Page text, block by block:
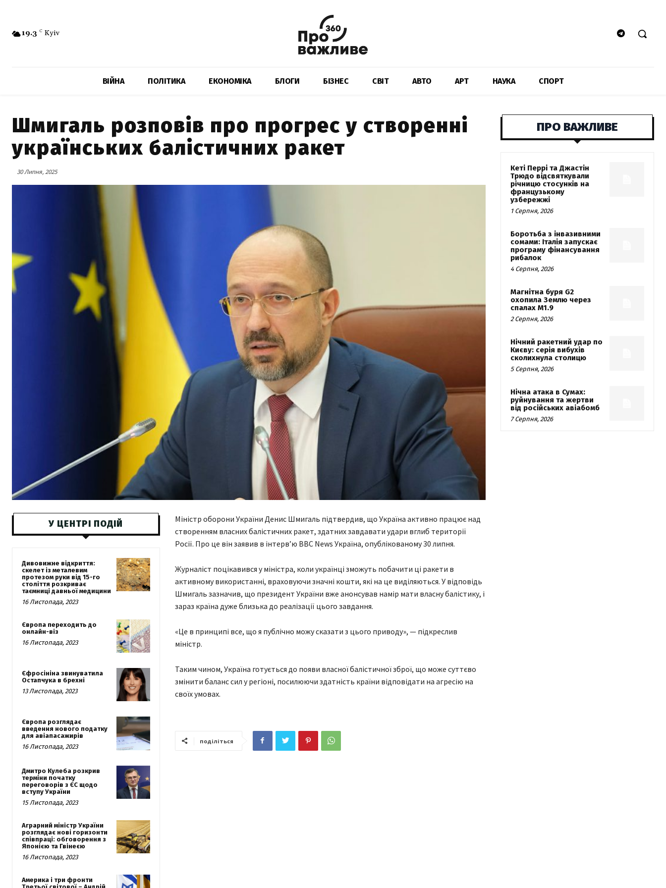
19.3 C Kyiv
ВІЙНА ПОЛІТИКА ЕКОНОМІКА БЛОГИ БІЗНЕС СВІТ АВТО АРТ НАУКА СПОРТ
Шмигаль розповів про прогрес у створенні
українських балістичних ракет
30 Липня, 2025
У ЦЕНТРІ ПОДІЙ
Дивовижне відкриття:
скелет із металевим
протезом руки від 15-го
століття розкриває
таємниці давньої медицини
16 Листопада, 2023
Європа переходить до
онлайн-віз
16 Листопада, 2023
Єфросініна звинуватила
Остапчука в брехні
13 Листопада, 2023
Європа розглядає
введення нового податку
для авіапасажирів
16 Листопада, 2023
Дмитро Кулеба розкрив
терміни початку
переговорів з ЄС щодо
вступу України
15 Листопада, 2023
Аграрний міністр України
розглядає нові горизонти
співпраці: обговорення з
Японією та Гвінеєю
16 Листопада, 2023
Америка і три фронти
Міністр оборони України Денис Шмигаль підтвердив, що Україна активно працює над
створенням власних балістичних ракет, здатних завдавати удари вглиб території
Росії. Про це він заявив в інтерв’ю BBC News Україна, опублікованому 30 липня.
Журналіст поцікавився у міністра, коли українці зможуть побачити ці ракети в
активному використанні, враховуючи значні кошти, які на це виділяються. У відповідь
Шмигаль зазначив, що президент України вже анонсував намір мати власну балістику, і
зараз країна дуже близька до реалізації цього завдання.
«Це в принципі все, що я публічно можу сказати з цього приводу», — підкреслив
міністр.
Таким чином, Україна готується до появи власної балістичної зброї, що може суттєво
змінити баланс сил у регіоні, посилюючи здатність країни відповідати на агресію на
своїх умовах.
поділіться
ПРО ВАЖЛИВЕ
Кеті Перрі та Джастін
Трюдо відсвяткували
річницю стосунків на
французькому
узбережжі
1 Серпня, 2026
Боротьба з інвазивними
сомами: Італія запускає
програму фінансування
рибалок
4 Серпня, 2026
Магнітна буря G2
охопила Землю через
спалах M1.9
2 Серпня, 2026
Нічний ракетний удар по
Києву: серія вибухів
сколихнула столицю
5 Серпня, 2026
Нічна атака в Сумах:
руйнування та жертви
від російських авіабомб
7 Серпня, 2026